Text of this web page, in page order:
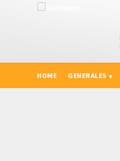
HOME GENERALES